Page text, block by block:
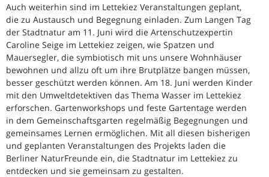
Auch weiterhin sind im Lettekiez Veranstaltungen geplant,
die zu Austausch und Begegnung einladen. Zum Langen Tag
der Stadtnatur am 11. Juni wird die Artenschutzexpertin
Caroline Seige im Lettekiez zeigen, wie Spatzen und
Mauersegler, die symbiotisch mit uns unsere Wohnhäuser
bewohnen und allzu oft um ihre Brutplätze bangen müssen,
besser geschützt werden können. Am 18. Juni werden Kinder
mit den Umweltdetektiven das Thema Wasser im Lettekiez
erforschen. Gartenworkshops und feste Gartentage werden
in dem Gemeinschaftsgarten regelmäßig Begegnungen und
gemeinsames Lernen ermöglichen. Mit all diesen bisherigen
und geplanten Veranstaltungen des Projekts laden die
Berliner NaturFreunde ein, die Stadtnatur im Lettekiez zu
entdecken und sie gemeinsam zu gestalten.